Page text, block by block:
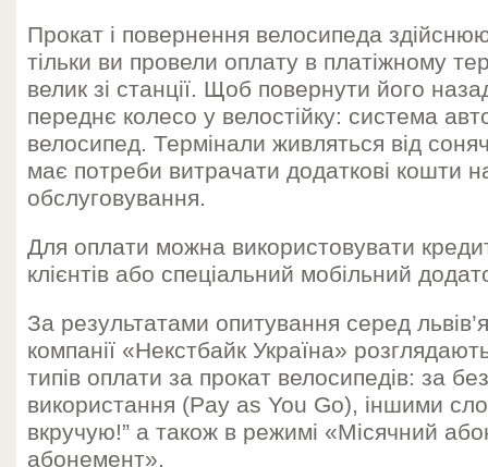
Прокат і повернення велосипеда
тільки ви провели оплату в платіжному
велик зі станції. Щоб повернути його
переднє колесо у велостійку: система
велосипед. Термінали живляться від
має потреби витрачати додаткові кошти
обслуговування.
Для оплати можна використовувати
клієнтів або спеціальний мобільний
За результатами опитування серед
компанії «Некстбайк Україна»
типів оплати за прокат велосипедів: за
використання (Pay as You Go), іншими
вкручую!” а також в режимі «Місячний
абонемент».